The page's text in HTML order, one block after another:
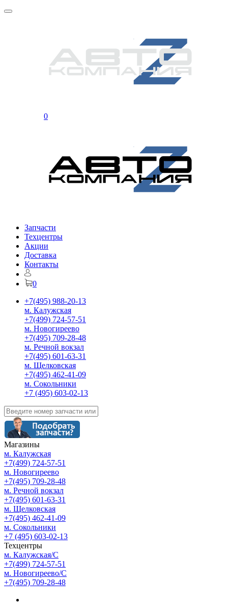
0
Запчасти
Техцентры
Акции
Доставка
Контакты
0
+7(495) 988-20-13
м. Калужская
+7(499) 724-57-51
м. Новогиреево
+7(495) 709-28-48
м. Речной вокзал
+7(495) 601-63-31
м. Щелковская
+7(495) 462-41-09
м. Сокольники
+7 (495) 603-02-13
Магазины
м. Калужская
+7(499) 724-57-51
м. Новогиреево
+7(495) 709-28-48
м. Речной вокзал
+7(495) 601-63-31
м. Щелковская
+7(495) 462-41-09
м. Сокольники
+7 (495) 603-02-13
Техцентры
м. Калужская/С
+7(499) 724-57-51
м. Новогиреево/С
+7(495) 709-28-48